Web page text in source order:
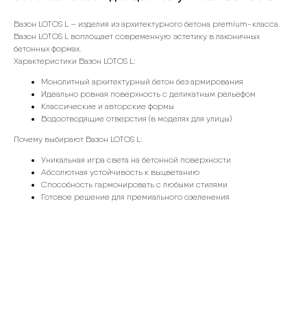
Вазон LOTOS L – изделия из архитектурного бетона premium-класса.
Вазон LOTOS L воплощает современную эстетику в лаконичных
бетонных формах.
Характеристики Вазон LOTOS L:
Монолитный архитектурный бетон без армирования
Идеально ровная поверхность с деликатным рельефом
Классические и авторские формы
Водоотводящие отверстия (в моделях для улицы)
Почему выбирают Вазон LOTOS L:
Уникальная игра света на бетонной поверхности
Абсолютная устойчивость к выцветанию
Способность гармонировать с любыми стилями
Готовое решение для премиального озеленения